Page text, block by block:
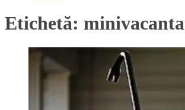
Etichetă: minivacanta